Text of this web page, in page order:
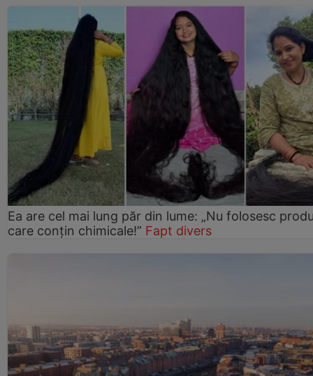
Ea are cel mai lung păr din lume: „Nu folosesc
care conțin chimicale!” Fapt divers